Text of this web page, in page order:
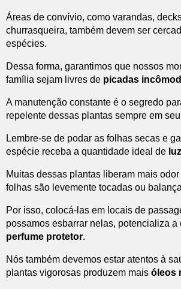
Áreas de convívio, como varandas,
churrasqueira, também devem ser
espécies.
Dessa forma, garantimos que nossos
família sejam livres de picadas
A manutenção constante é o segredo
repelente dessas plantas sempre em seu
Lembre-se de podar as folhas secas e
espécie receba a quantidade ideal de
Muitas dessas plantas liberam mais
folhas são levemente tocadas ou
Por isso, colocá-las em locais de
possamos esbarrar nelas, potencializa a
perfume protetor.
Nós também devemos estar atentos à
plantas vigorosas produzem mais óleos